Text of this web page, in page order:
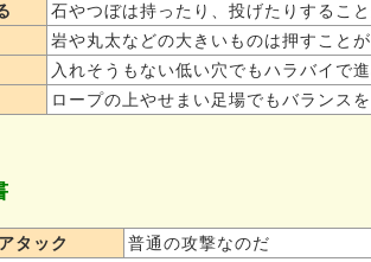
石やつぼは持ったり、投げたりするこ
岩や丸太などの大きいものは押すこと
入れそうもない低い穴でもハラバイで
ロープの上やせまい足場でもバランス
タック
普通の攻撃なのだ